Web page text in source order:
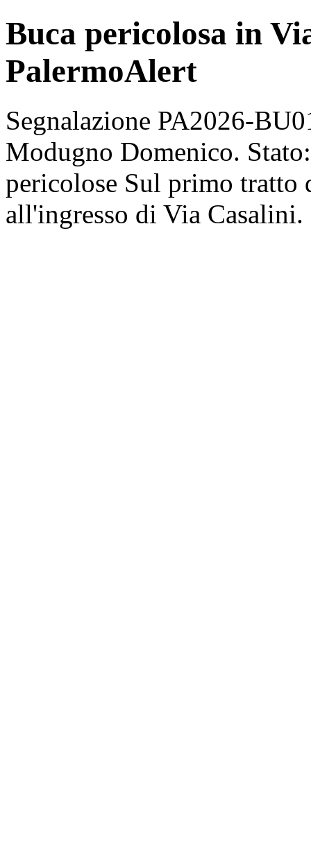
Buca pericolosa in
PalermoAlert
Segnalazione PA2026-
Modugno Domenico.
pericolose Sul primo
all'ingresso di Via Casalini.